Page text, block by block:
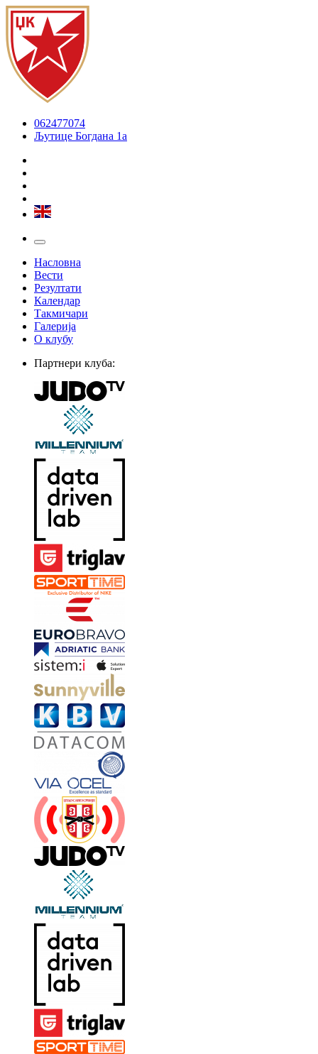
062477074
Љутице Богдана 1а
Насловна
Вести
Резултати
Календар
Такмичари
Галерија
О клубу
Партнери клуба: